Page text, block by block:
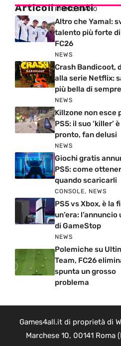
Articoli recenti
PRIMO PIANO
Altro che Yamal:
talento più forte
FC26
NEWS
Crash Bandicoot,
alla serie Netflix:
più bella di sempre
NEWS
Killzone non esce
PS5: il suo ‘killer’
pronto, fan delusi
NEWS
Giochi gratis
PS5: come
quando scaricarli
CONSOLE, NEWS
PS5 vs Xbox, è la
un’era:
di GameStop
NEWS
Polemiche su
Team, FC26
spunta un grosso
problema
Games4all.it di proprietà di
Marchese 10, 00141 Roma